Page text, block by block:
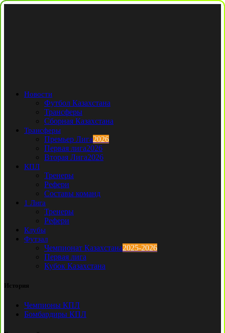
Новости
Футбол Казахстана
Трансферы
Сборная Казахстана
Трансферы
Премьер Лига2026
Первая лига2026
Вторая Лига2026
КПЛ
Тренеры
Рефери
Составы команд
1 Лига
Тренеры
Рефери
Клубы
Футзал
Чемпионат Казахстана2025-2026
Первая лига
Кубок Казахстана
История
Чемпионы КПЛ
Бомбардиры КПЛ